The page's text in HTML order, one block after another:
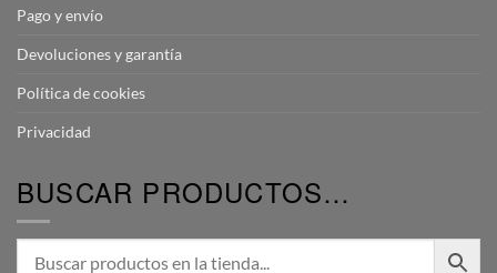
Pago y envío
Devoluciones y garantía
Política de cookies
Privacidad
BUSCAR PRODUCTOS…